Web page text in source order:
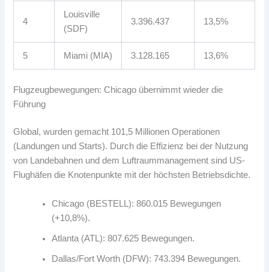
4
Louisville
(SDF)
3.396.437 13,5%
5 Miami (MIA) 3.128.165 13,6%
Flugzeugbewegungen: Chicago übernimmt wieder die
Führung
Global, wurden gemacht 101,5 Millionen Operationen
(Landungen und Starts). Durch die Effizienz bei der Nutzung
von Landebahnen und dem Luftraummanagement sind US-
Flughäfen die Knotenpunkte mit der höchsten Betriebsdichte.
Chicago (BESTELL): 860.015 Bewegungen
(+10,8%).
Atlanta (ATL): 807.625 Bewegungen.
Dallas/Fort Worth (DFW): 743.394 Bewegungen.